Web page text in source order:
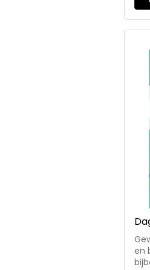
ds.
en